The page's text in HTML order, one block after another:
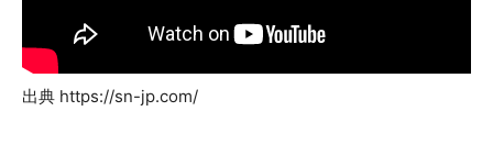
出典 https://sn-jp.com/